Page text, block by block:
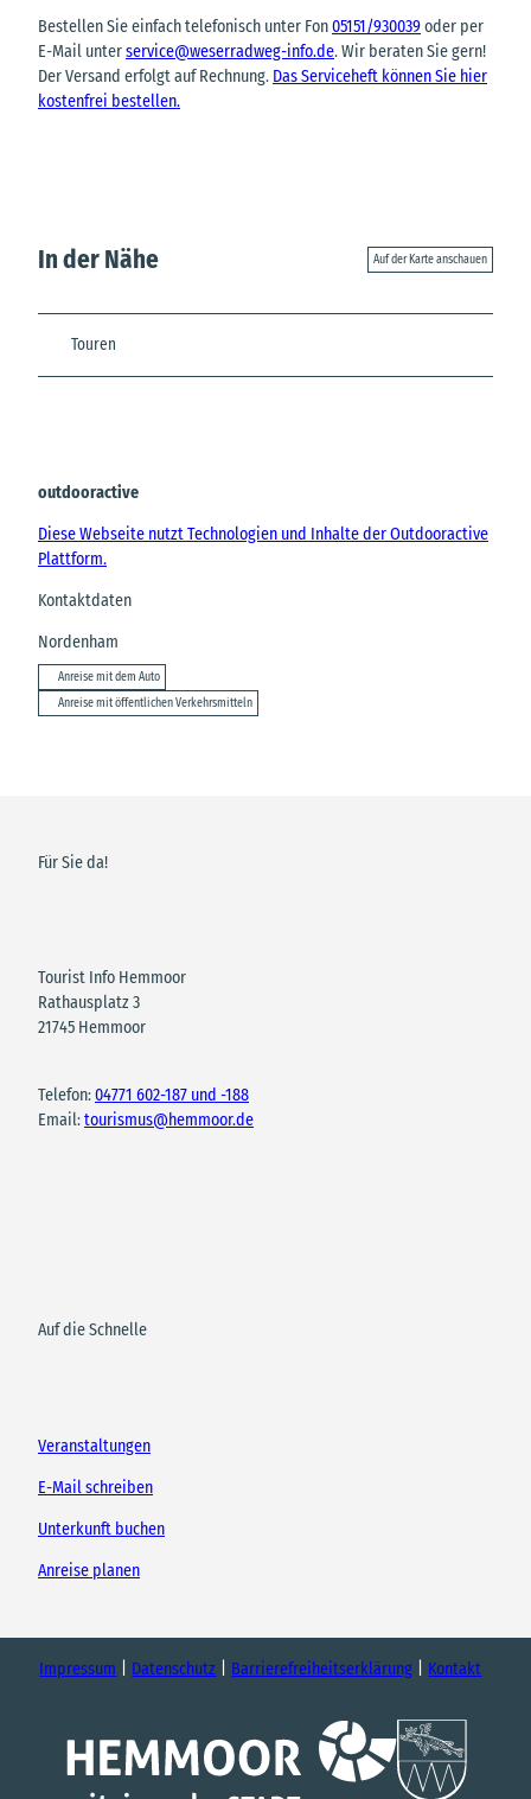
Bestellen Sie einfach telefonisch unter Fon05151/930039oder per
E-Mail unterservice@weserradweg-info.de. Wir beraten Sie gern!
Der Versand erfolgt auf Rechnung. Das Serviceheft können Sie hier
kostenfrei bestellen.
In der Nähe Auf der Karte anschauen
Touren
outdooractive
Diese Webseite nutzt Technologien und Inhalte der Outdooractive
Plattform.
Kontaktdaten
Nordenham
Anreise mit dem Auto
Anreise mit öffentlichen Verkehrsmitteln
Für Sie da!
Tourist Info Hemmoor
Rathausplatz 3
21745 Hemmoor
Telefon:04771 602-187 und -188
Email:tourismus@hemmoor.de
Auf die Schnelle
Veranstaltungen
E-Mail schreiben
Unterkunft buchen
Anreise planen
Impressum Datenschutz Barrierefreiheitserklärung Kontakt